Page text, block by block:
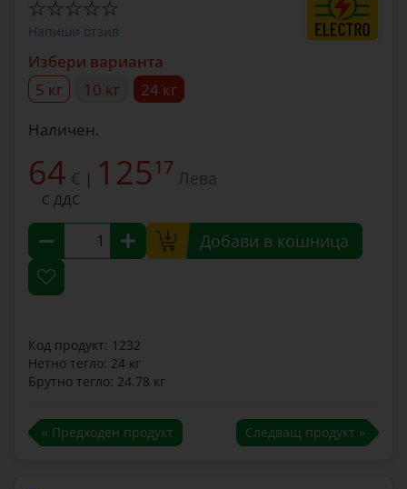
Напиши отзив
Избери варианта
5 кг
10 кг
24 кг
Наличен.
64 € | 12517 Лева
С ДДС
Добави в кошница
Код продукт: 1232
Нетно тегло: 24 кг
Брутно тегло: 24.78 кг
« Предходен продукт Следващ продукт »